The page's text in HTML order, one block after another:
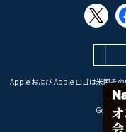
Apple および Apple ロゴは米国そ
Google